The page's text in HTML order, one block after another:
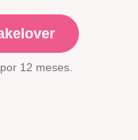
12 meses.